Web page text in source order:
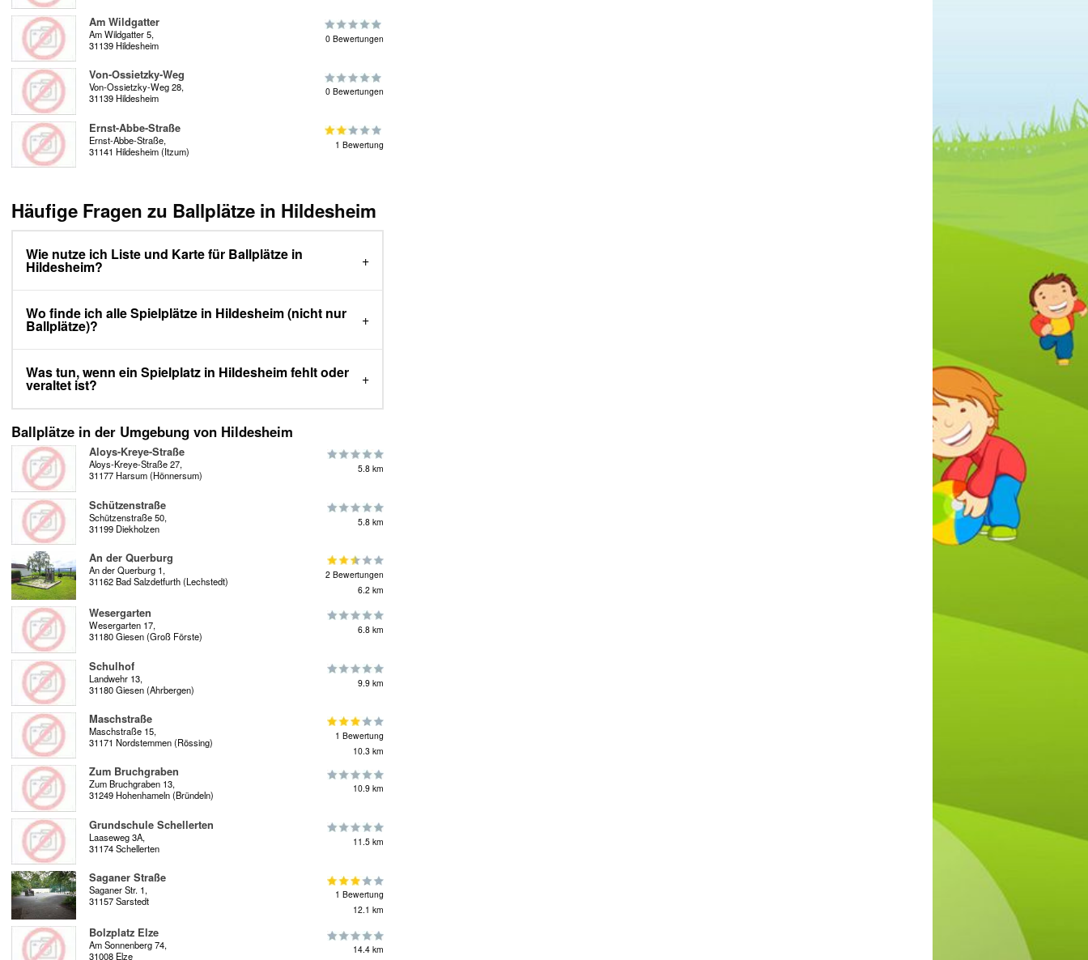
Am Wildgatter
Am Wildgatter 5,
31139 Hildesheim
0 Bewertungen
Von-Ossietzky-Weg
Von-Ossietzky-Weg 28,
31139 Hildesheim
0 Bewertungen
Ernst-Abbe-Straße
Ernst-Abbe-Straße,
31141 Hildesheim (Itzum)
1 Bewertung
Häufige Fragen zu Ballplätze in Hildesheim
Wie nutze ich Liste und Karte für Ballplätze in
Hildesheim?
Wo finde ich alle Spielplätze in Hildesheim (nicht nur
Ballplätze)?
Was tun, wenn ein Spielplatz in Hildesheim fehlt oder
veraltet ist?
Ballplätze in der Umgebung von Hildesheim
Aloys-Kreye-Straße
Aloys-Kreye-Straße 27,
31177 Harsum (Hönnersum)
5.8 km
Schützenstraße
Schützenstraße 50,
31199 Diekholzen
5.8 km
An der Querburg
An der Querburg 1,
31162 Bad Salzdetfurth (Lechstedt)
2 Bewertungen
6.2 km
Wesergarten
Wesergarten 17,
31180 Giesen (Groß Förste)
6.8 km
Schulhof
Landwehr 13,
31180 Giesen (Ahrbergen)
9.9 km
Maschstraße
Maschstraße 15,
31171 Nordstemmen (Rössing)
1 Bewertung
10.3 km
Zum Bruchgraben
Zum Bruchgraben 13,
31249 Hohenhameln (Bründeln)
10.9 km
Grundschule Schellerten
Laaseweg 3A,
31174 Schellerten
11.5 km
Saganer Straße
Saganer Str. 1,
31157 Sarstedt
1 Bewertung
12.1 km
Bolzplatz Elze
Am Sonnenberg 74,
31008 Elze
14.4 km